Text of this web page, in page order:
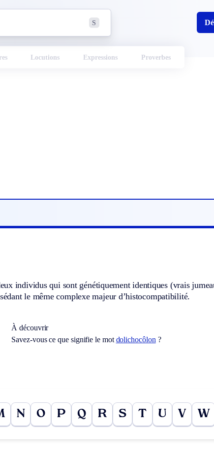
S
Locutions Expressions Proverbes
individus qui sont génétiquement identiques (vrais
le même complexe majeur d’histocompatibilité.
À découvrir
Savez-vous ce que signifie le mot dolichocôlon ?
N O P Q R S T U V W